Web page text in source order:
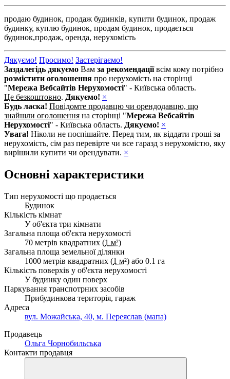
продаю будинок, продаж будинків, купити будинок, продаж
будинку, куплю будинок, продам будинок, продається
будинок,продаж, оренда, нерухомість
Дякуємо! Просимо! Застерігаємо!
Заздалегідь дякуємо Вам за рекомендаціївсім кому потрібно
розмістити оголошення про нерухомість на сторінці
"Мережа Вебсайтів Нерухомості" - Київська область.
Це безкоштовно. Дякуємо! ×
Будь ласка! Повідомте продавцю чи орендодавцю, що
знайшли оголошення на сторінці "Мережа Вебсайтів
Нерухомості" - Київська область. Дякуємо! ×
Увага! Ніколи не поспішайте. Перед тим, як віддати гроші за
нерухомість, сім раз перевірте чи все гаразд з нерухомістю, яку
вирішили купити чи орендувати. ×
Основні характеристики
Тип нерухомості що продається
Будинок
Кількість кімнат
У об'єкта три кімнати
Загальна площа об'єкта нерухомості
70 метрів квадратних (1 м²)
Загальна площа земельної ділянки
1000 метрів квадратних (1 м²) або 0.1 га
Кількість поверхів у об'єкта нерухомості
У будинку один поверх
Паркування транспотрних засобів
Прибудинкова територія, гараж
Адреса
вул. Можайська, 40, м. Переяслав (мапа)
Продавець
Ольга Чорнобильська
Контакти продавця